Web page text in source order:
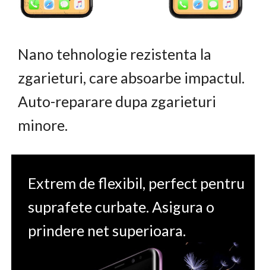
Nano tehnologie rezistenta la
zgarieturi, care absoarbe impactul.
Auto-reparare dupa zgarieturi
minore.
Extrem de flexibil, perfect pentru
suprafete curbate. Asigura o
prindere net superioara.